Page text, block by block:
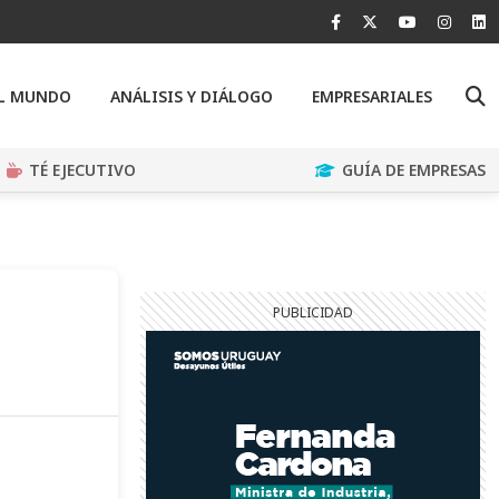
MUNDO ANÁLISIS Y DIÁLOGO EMPRESARIALES
TÉ EJECUTIVO GUÍA DE EMPRESAS